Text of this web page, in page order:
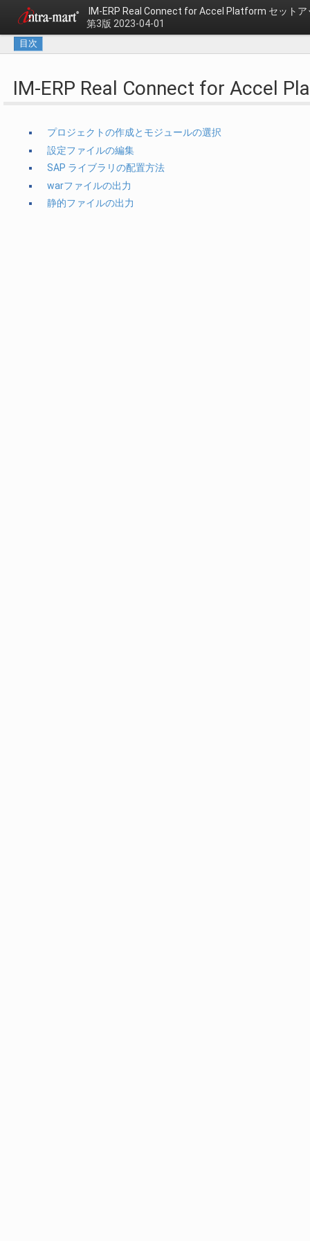
IM-ERP Real Connect for Accel Platform セット
第3版 2023-04-01
目次
IM-ERP Real Connect for Accel
プロジェクトの作成とモジュールの選択
設定ファイルの編集
SAP ライブラリの配置方法
warファイルの出力
静的ファイルの出力